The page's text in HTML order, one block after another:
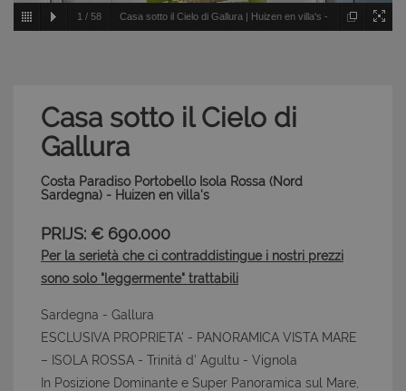
1 / 58 Casa sotto il Cielo di Gallura | Huizen en villa's -
Casa sotto il Cielo di
Gallura
Costa Paradiso Portobello Isola Rossa (Nord
Sardegna) - Huizen en villa's
PRIJS: € 690.000
Per la serietà che ci contraddistingue i nostri prezzi
sono solo "leggermente" trattabili
Sardegna - Gallura
ESCLUSIVA PROPRIETA' - PANORAMICA VISTA MARE
– ISOLA ROSSA - Trinità d' Agultu - Vignola
In Posizione Dominante e Super Panoramica sul Mare,